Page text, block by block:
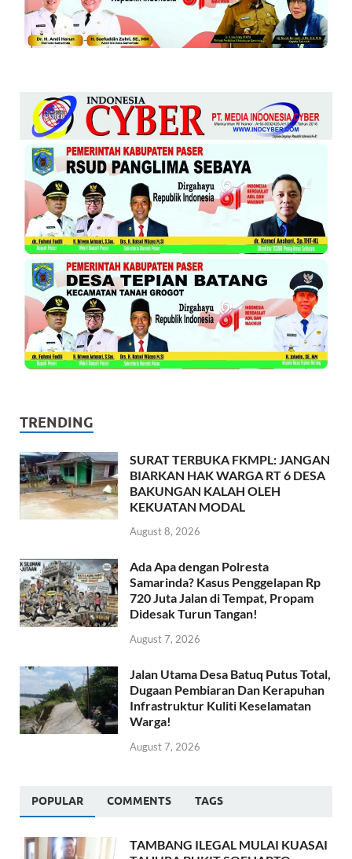
TRENDING
SURAT TERBUKA FKMPL: JANGAN
BIARKAN HAK WARGA RT 6 DESA
BAKUNGAN KALAH OLEH
KEKUATAN MODAL
August 8, 2026
Ada Apa dengan Polresta
Samarinda? Kasus Penggelapan Rp
720 Juta Jalan di Tempat, Propam
Didesak Turun Tangan!
August 7, 2026
Jalan Utama Desa Batuq Putus Total,
Dugaan Pembiaran Dan Kerapuhan
Infrastruktur Kuliti Keselamatan
Warga!
August 7, 2026
POPULAR COMMENTS TAGS
TAMBANG ILEGAL MULAI KUASAI